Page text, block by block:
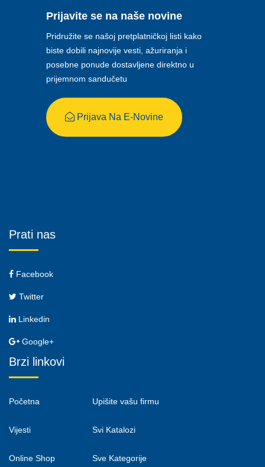
Prijavite se na naše novine
Pridružite se našoj pretplatničkoj listi kako
biste dobili najnovije vesti, ažuriranja i
posebne ponude dostavljene direktno u
prijemnom sandučetu
Prijava Na E-Novine
Prati nas
Facebook
Twitter
Linkedin
Google+
Brzi linkovi
Početna
Vijesti
Online Shop
Upišite vašu firmu
Svi Katalozi
Sve Kategorije